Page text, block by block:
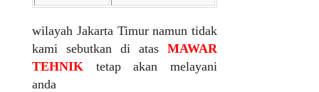
wilayah Jakarta Timur namun tidak
kami sebutkan di atas MAWAR
TEHNIK tetap akan melayani
anda